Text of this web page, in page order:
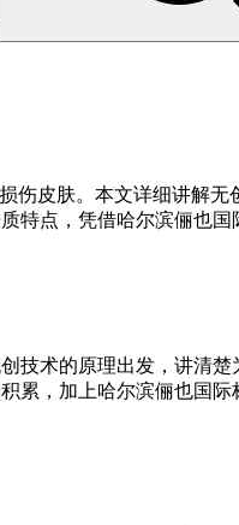
伤皮肤。本文详细讲解
点，凭借哈尔滨俪也
技术的原理出发，讲清
，加上哈尔滨俪也国